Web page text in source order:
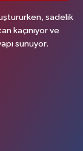
sadelik
kaçınıyor ve
sunuyor.